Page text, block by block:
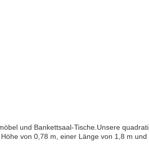
und Bankettsaal-Tische.Unsere
von 0,78 m, einer Länge von 1,8 m